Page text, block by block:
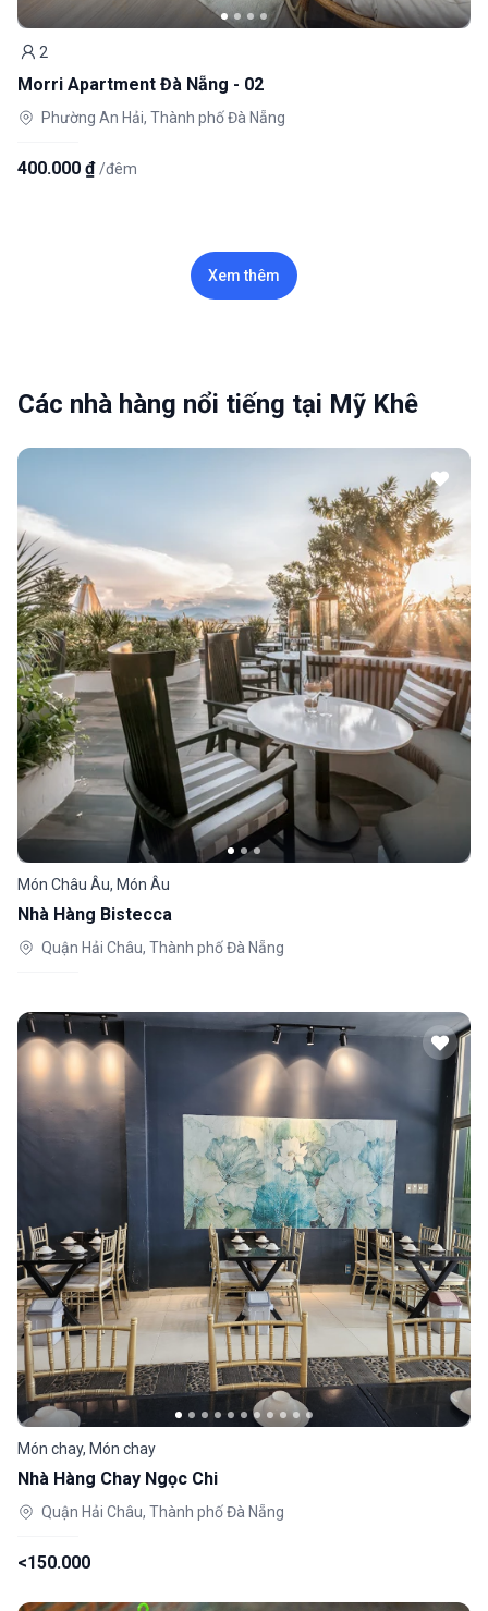
Khách
2
Morri Apartment Đà Nẵng - 02
Phường An Hải, Thành phố Đà Nẵng
400.000 ₫ /đêm
Xem thêm
Các nhà hàng nổi tiếng tại Mỹ Khê
Món Châu Âu, Món Âu
Nhà Hàng Bistecca
Quận Hải Châu, Thành phố Đà Nẵng
Món chay, Món chay
Nhà Hàng Chay Ngọc Chi
Quận Hải Châu, Thành phố Đà Nẵng
<150.000